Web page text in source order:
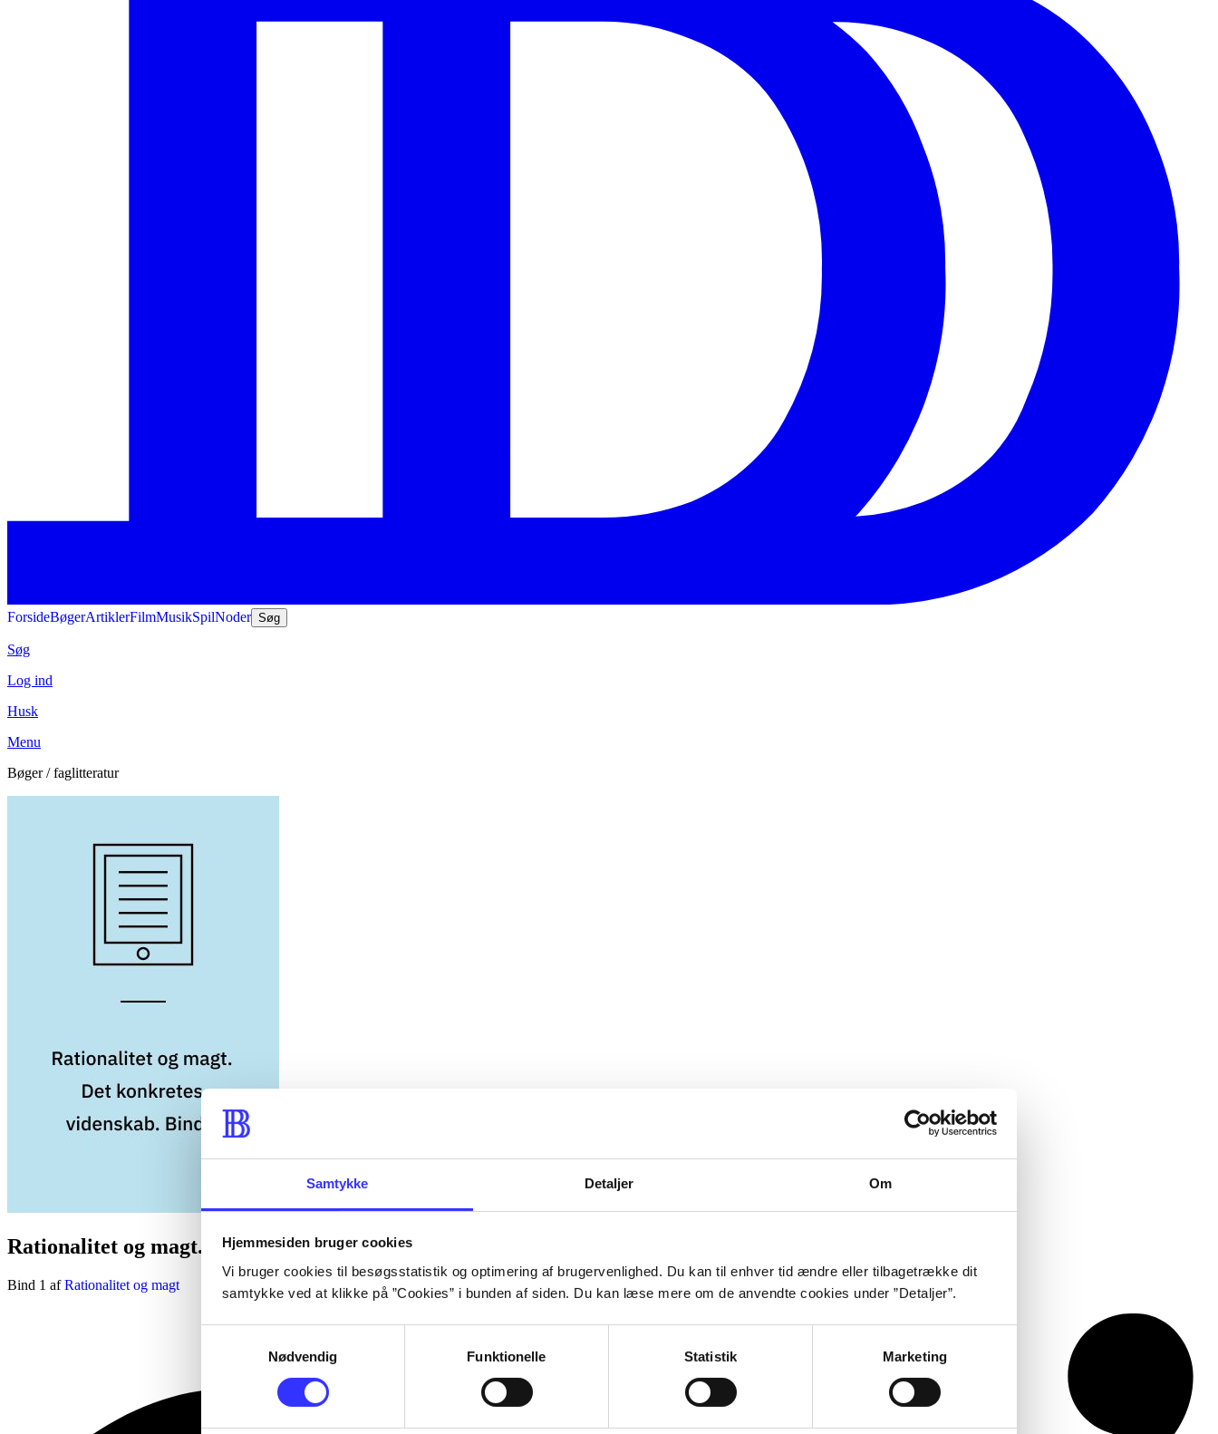
Samtykke Detaljer Om
Hjemmesiden bruger cookies
Vi bruger cookies til besøgsstatistik og optimering af brugervenlighed. Du kan til enhver tid ændre eller tilbagetrække dit
samtykke ved at klikke på ”Cookies” i bunden af siden. Du kan læse mere om de anvendte cookies under ”Detaljer”.
Nødvendig
Funktionelle Statistik Marketing
ForsideBøgerArtiklerFilmMusikSpilNoder Søg
Søg
Log ind
Husk
Menu
Bøger / faglitteratur
Rationalitet og magt. Det konkretes videnskab. Bind 1
Bind 1 afRationalitet og magt